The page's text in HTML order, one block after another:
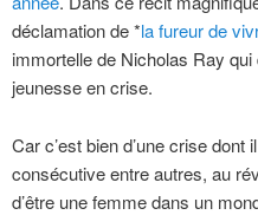
déclamation de *la fureur de
immortelle de Nicholas Ray
jeunesse en crise.
Car c’est bien d’une crise dont
consécutive entre autres, au
d’être une femme dans un